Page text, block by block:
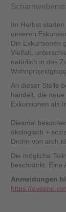
Im Herbst
unseren
Die Exkursionen
Vielfalt,
natürlich in das
An dieser Stelle
handelt, die
Exkursionen als
Diesmal
ökologisch +
Drohn von
Die mögliche
beschränkt. Eine
Anmeldungen
https://